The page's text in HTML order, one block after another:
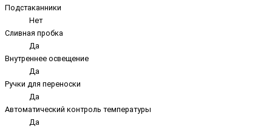
Подстаканники
Нет
Сливная пробка
Да
Внутреннее освещение
Да
Ручки для переноски
Да
Автоматический контроль температуры
Да